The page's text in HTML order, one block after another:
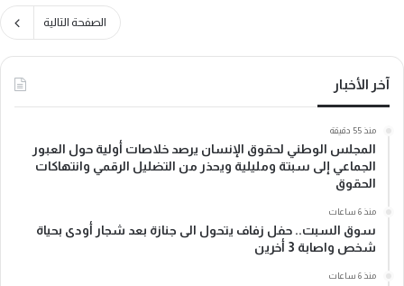
الصفحة التالية
آخر الأخبار
منذ 55 دقيقة
المجلس الوطني لحقوق الإنسان يرصد خلاصات أولية حول العبور
الجماعي إلى سبتة ومليلية ويحذر من التضليل الرقمي وانتهاكات
الحقوق
منذ 6 ساعات
سوق السبت.. حفل زفاف يتحول الى جنازة بعد شجار أودى بحياة
شخص واصابة 3 أخرين
منذ 6 ساعات